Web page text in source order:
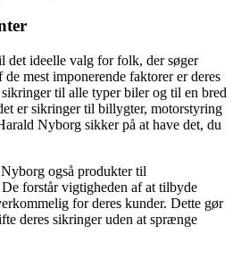
ideelle valg for folk, der søger
mest imponerende faktorer er deres
til alle typer biler og til en bred
er sikringer til billygter, motorstyring
Nyborg sikker på at have det, du
også produkter til
forstår vigtigheden af at tilbyde
for deres kunder. Dette gør
deres sikringer uden at sprænge